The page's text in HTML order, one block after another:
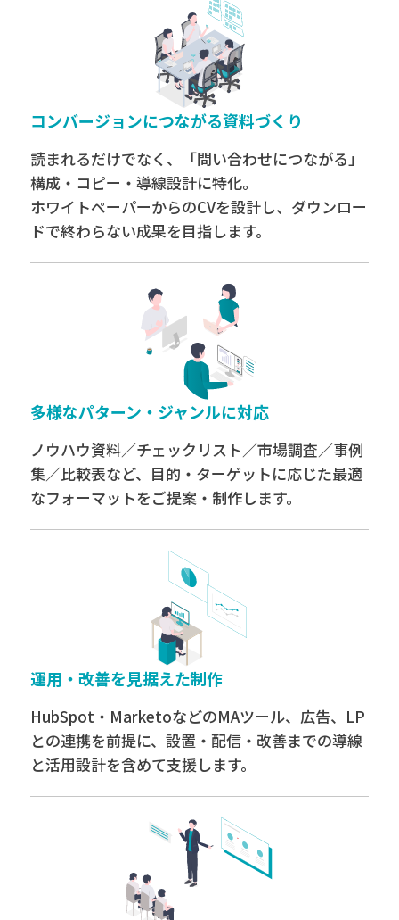
コンバージョンにつながる資料づくり
読まれるだけでなく、「問い合わせにつながる」
構成・コピー・導線設計に特化。
ホワイトペーパーからのCVを設計し、ダウンロー
ドで終わらない成果を目指します。
多様なパターン・ジャンルに対応
ノウハウ資料／チェックリスト／市場調査／事例
集／比較表など、目的・ターゲットに応じた最適
なフォーマットをご提案・制作します。
運用・改善を見据えた制作
HubSpot・MarketoなどのMAツール、広告、LP
との連携を前提に、設置・配信・改善までの導線
と活用設計を含めて支援します。